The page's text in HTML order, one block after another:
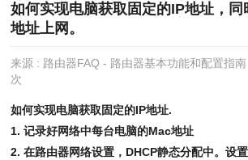
如何实现电脑获取固定的IP地址，
地址上网。
来源 : 路由器FAQ - 路由器基本功能和配置指南
次
如何实现电脑获取固定的IP地址.
1.记录好网络中每台电脑的Mac地址
2.在路由器网络设置， DHCP静态分配中。设